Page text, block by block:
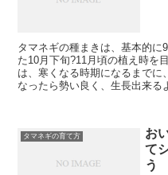
タマネギの種まきは、基本的に
た10月下旬?11月頃の植え時を
は、寒くなる時期になるまでに
なったら勢い良く、生長出来る
タマネギの育て方
お
て
う